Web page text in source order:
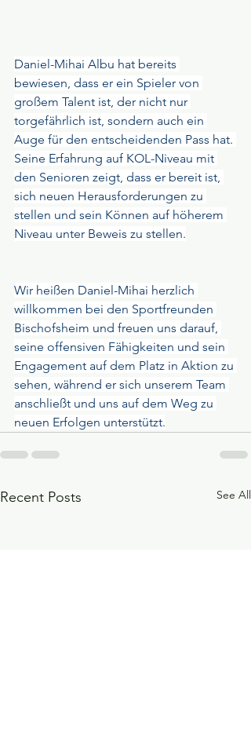
Daniel-Mihai Albu hat bereits
bewiesen, dass er ein Spieler von
großem Talent ist, der nicht nur
torgefährlich ist, sondern auch ein
Auge für den entscheidenden Pass hat.
Seine Erfahrung auf KOL-Niveau mit
den Senioren zeigt, dass er bereit ist,
sich neuen Herausforderungen zu
stellen und sein Können auf höherem
Niveau unter Beweis zu stellen.
Wir heißen Daniel-Mihai herzlich
willkommen bei den Sportfreunden
Bischofsheim und freuen uns darauf,
seine offensiven Fähigkeiten und sein
Engagement auf dem Platz in Aktion zu
sehen, während er sich unserem Team
anschließt und uns auf dem Weg zu
neuen Erfolgen unterstützt.
Recent Posts See All